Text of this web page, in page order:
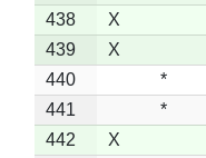
438
X
439
X
440
*
441
*
442
X